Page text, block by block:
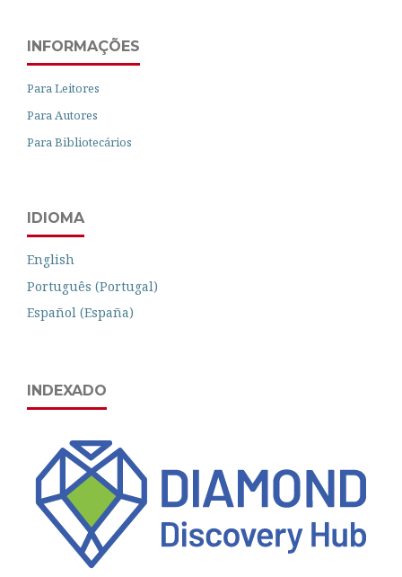
INFORMAÇÕES
Para Leitores
Para Autores
Para Bibliotecários
IDIOMA
English
Português (Portugal)
Español (España)
INDEXADO